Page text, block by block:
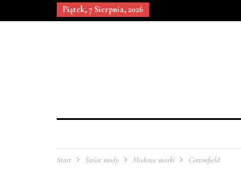
Piątek, 7 Sierpnia, 2026
Start Świat mody Modowe marki Cottonfield